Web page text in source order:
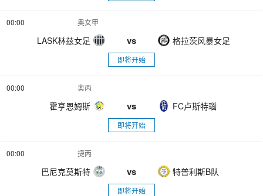
00:00 奥女甲
LASK林兹女足 vs 格拉茨风暴女足
即将开始
00:00 奥丙
霍亨恩姆斯 vs FC卢斯特瑙
即将开始
00:00 捷丙
巴尼克莫斯特 vs 特普利斯B队
即将开始